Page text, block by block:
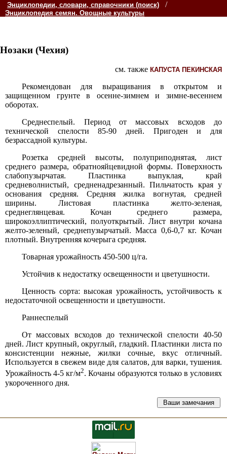
Энциклопедии, словари, справочники (поиск) /
Энциклопедия семян. Овощные культуры
Нозаки (Чехия)
см. также КАПУСТА ПЕКИНСКАЯ
Рекомендован для выращивания в открытом и
защищенном грунте в осенне-зимнем и зимне-весеннем
оборотах.
Среднеспелый. Период от массовых всходов до
технической спелости 85-90 дней. Пригоден и для
безрассадной культуры.
Розетка средней высоты, полуприподнятая, лист
среднего размера, обратнояйцевидной формы. Поверхность
слабопузырчатая. Пластинка выпуклая, край
средневолнистый, средненадрезанный. Пильчатость края у
основания средняя. Средняя жилка вогнутая, средней
ширины. Листовая пластинка желто-зеленая,
среднеглянцевая. Кочан среднего размера,
широкоэллиптический, полуоткрытый. Лист внутри кочана
желто-зеленый, среднепузырчатый. Масса 0,6-0,7 кг. Кочан
плотный. Внутренняя кочерыга средняя.
Товарная урожайность 450-500 ц/га.
Устойчив к недостатку освещенности и цветушности.
Ценность сорта: высокая урожайность, устойчивость к
недостаточной освещенности и цветушности.
Раннеспелый
От массовых всходов до технической спелости 40-50
дней. Лист крупный, округлый, гладкий. Пластинки листа по
консистенции нежные, жилки сочные, вкус отличный.
Используется в свежем виде для салатов, для варки, тушения.
Урожайность 4-5 кг/м2. Кочаны образуются только в условиях
укороченного дня.